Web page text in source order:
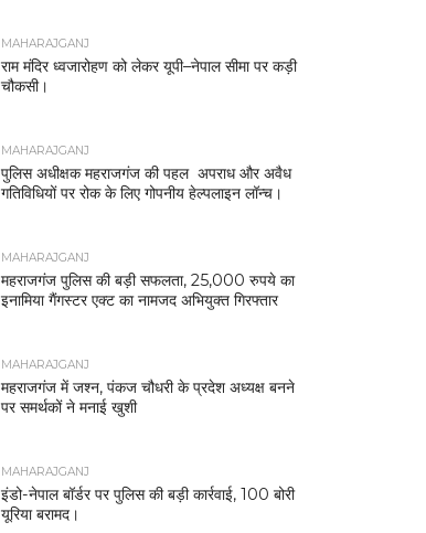
MAHARAJGANJ
राम मंदिर ध्वजारोहण को लेकर यूपी–नेपाल सीमा पर कड़ी
चौकसी।
MAHARAJGANJ
पुलिस अधीक्षक महराजगंज की पहल अपराध और अवैध
गतिविधियों पर रोक के लिए गोपनीय हेल्पलाइन लॉन्च।
MAHARAJGANJ
महराजगंज पुलिस की बड़ी सफलता, 25,000 रुपये का
इनामिया गैंगस्टर एक्ट का नामजद अभियुक्त गिरफ्तार
MAHARAJGANJ
महराजगंज में जश्न, पंकज चौधरी के प्रदेश अध्यक्ष बनने
पर समर्थकों ने मनाई खुशी
MAHARAJGANJ
इंडो-नेपाल बॉर्डर पर पुलिस की बड़ी कार्रवाई, 100 बोरी
यूरिया बरामद।